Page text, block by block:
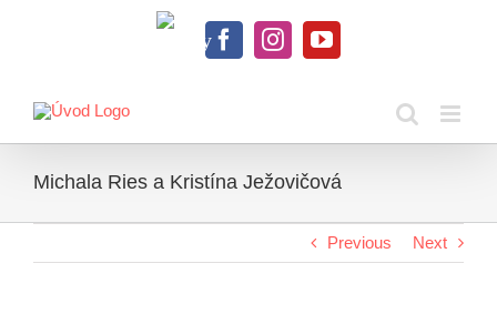
KnihyFacebookInstagramYouTube
Michala Ries a Kristína Ježovičová
Previous Next